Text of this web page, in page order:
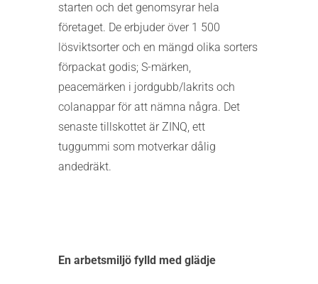
starten och det genomsyrar hela
företaget. De erbjuder över 1 500
lösviktsorter och en mängd olika sorters
förpackat godis; S-märken,
peacemärken i jordgubb/lakrits och
colanappar för att nämna några. Det
senaste tillskottet är ZINQ, ett
tuggummi som motverkar dålig
andedräkt.
En arbetsmiljö fylld med glädje